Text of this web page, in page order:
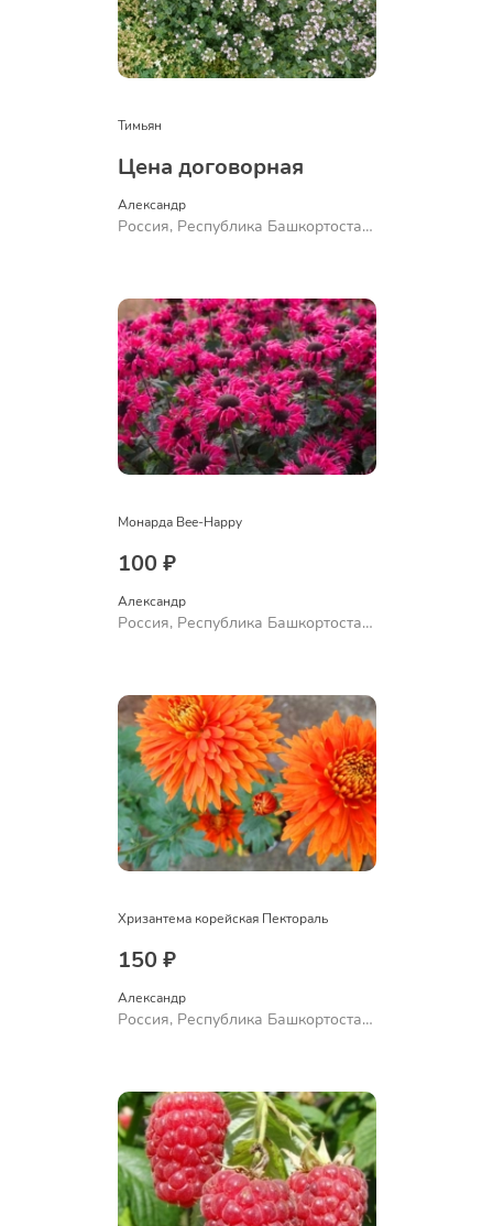
Тимьян
Цена договорная
Александр
Россия, Республика Башкортостан,
Монарда Bee-Happy
100 ₽
Александр
Россия, Республика Башкортостан,
Хризантема корейская Пектораль
150 ₽
Александр
Россия, Республика Башкортостан,